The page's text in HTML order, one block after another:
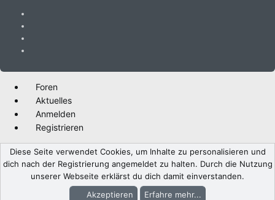
Foren
Aktuelles
Anmelden
Registrieren
Diese Seite verwendet Cookies, um Inhalte zu personalisieren und
dich nach der Registrierung angemeldet zu halten. Durch die Nutzung
unserer Webseite erklärst du dich damit einverstanden.
Akzeptieren
Erfahre mehr...